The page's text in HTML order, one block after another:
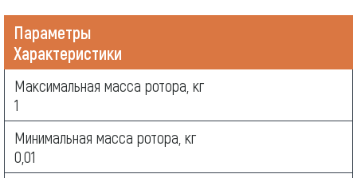
Параметры
Характеристики
Максимальная масса ротора, кг
1
Минимальная масса ротора, кг
0,01